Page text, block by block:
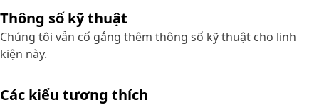
Thông số kỹ thuật
Chúng tôi vẫn cố gắng thêm thông số kỹ thuật cho linh
kiện này.
Các kiểu tương thích